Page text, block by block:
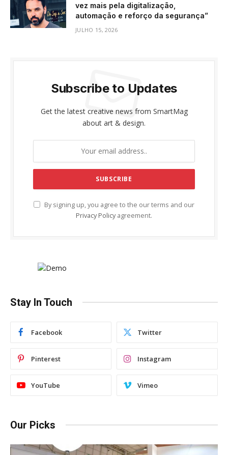
vez mais pela digitalização,
automação e reforço da segurança”
JULHO 15, 2026
Subscribe to Updates
Get the latest creative news from SmartMag
about art & design.
By signing up, you agree to the our terms and our
Privacy Policy agreement.
Stay In Touch
Facebook Twitter
Pinterest Instagram
YouTube Vimeo
Our Picks